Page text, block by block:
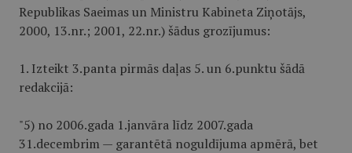
Republikas Saeimas un Ministru Kabineta Ziņotājs,
2000, 13.nr.; 2001, 22.nr.) šādus grozījumus:
1. Izteikt 3.panta pirmās daļas 5. un 6.punktu šādā
redakcijā:
"5) no 2006.gada 1.janvāra līdz 2007.gada
31.decembrim — garantētā noguldījuma apmērā, bet